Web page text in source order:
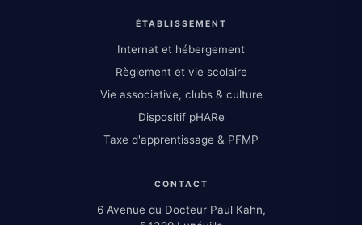
ÉTABLISSEMENT
Internat et hébergement
Règlement et vie scolaire
Vie associative, clubs & culture
Dispositif pHARe
Taxe d'apprentissage & PFMP
CONTACT
6 Avenue du Docteur Paul Kahn,